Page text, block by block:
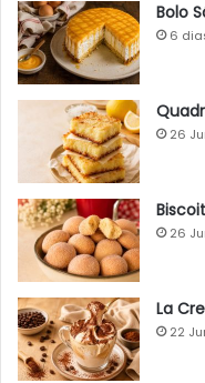
Bolo
6
26
26
La
22